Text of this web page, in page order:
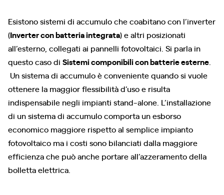
Esistono sistemi di accumulo che coabitano con l’inverter
(Inverter con batteria integrata) e altri posizionati
all’esterno, collegati ai pannelli fotovoltaici. Si parla in
questo caso di Sistemi componibili con batterie esterne
Un sistema di accumulo è conveniente quando si vuole
ottenere la maggior flessibilità d’uso e risulta
indispensabile negli impianti stand-alone. L’installazione
di un sistema di accumulo comporta un esborso
economico maggiore rispetto al semplice impianto
fotovoltaico ma i costi sono bilanciati dalla maggiore
efficienza che può anche portare all’azzeramento della
bolletta elettrica.